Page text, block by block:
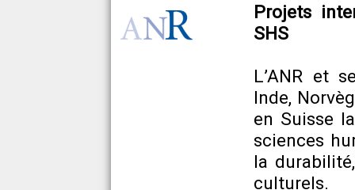
Projets
SHS
L’ANR et
Inde,
en Suisse
sciences
la
culturels.